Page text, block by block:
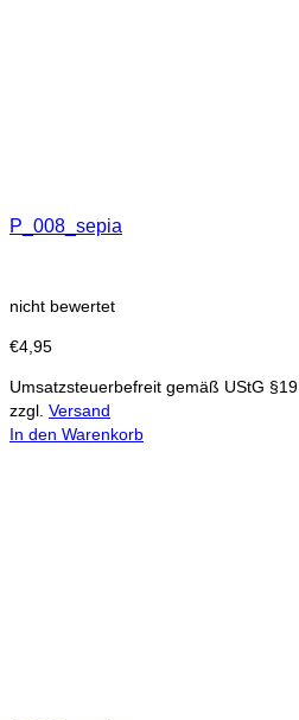
P_008_sepia
nicht bewertet
€4,95
Umsatzsteuerbefreit gemäß UStG §19
zzgl. Versand
In den Warenkorb